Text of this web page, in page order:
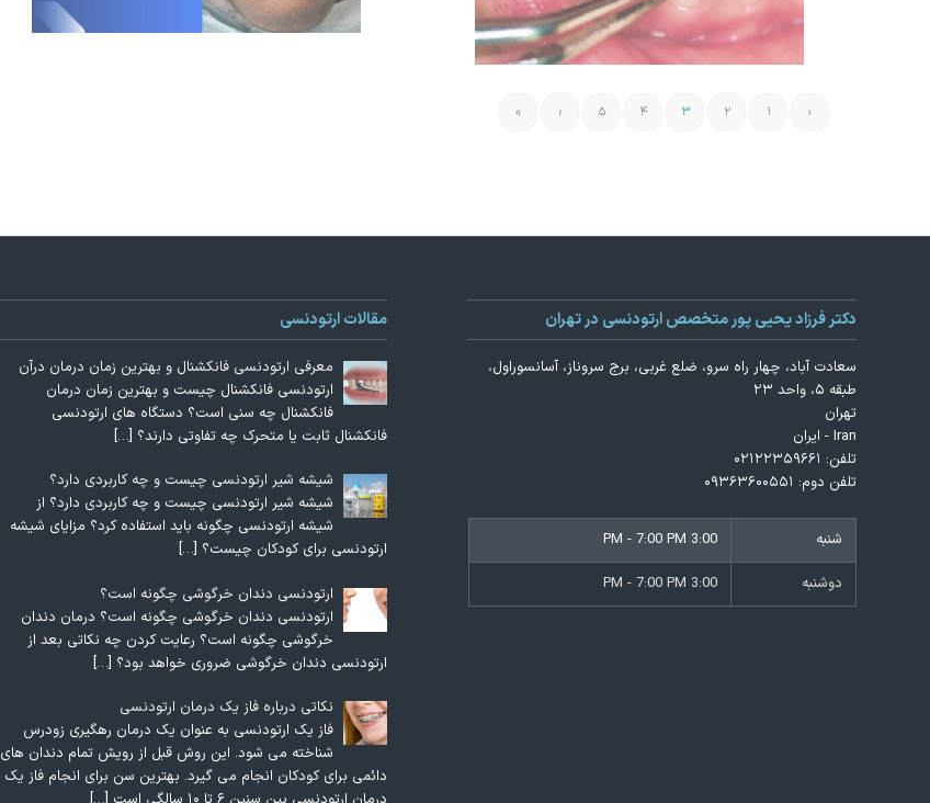
‹ ۱ ۲ ۳ ۴ ۵ ›
»
دکتر فرزاد یحیی پور متخصص ارتودنسی در تهران
سعادت آباد، چهار راه سرو، ضلع غربی، برج سروناز، آسانسوراول،
طبقه ۵، واحد ۲۳
تهران
Iran - ایران
تلفن: ۰۲۱۲۲۳۵۹۶۶۱
تلفن دوم: ۰۹۳۶۳۶۰۰۵۵۱
شنبه
3:00 PM - 7:00 PM
دوشنبه
3:00 PM - 7:00 PM
مقالات ارتودنسی
معرفی ارتودنسی فانکشنال و بهترین زمان درمان درآن
ارتودنسی فانکشنال چیست و بهترین زمان درمان
فانکشنال چه سنی است؟ دستگاه های ارتودنسی
فانکشنال ثابت یا متحرک چه تفاوتی دارند؟ […]
شیشه شیر ارتودنسی چیست و چه کاربردی دارد؟
شیشه شیر ارتودنسی چیست و چه کاربردی دارد؟ از
شیشه ارتودنسی چگونه باید استفاده کرد؟ مزایای شیشه
ارتودنسی برای کودکان چیست؟ […]
ارتودنسی دندان خرگوشی چگونه است؟
ارتودنسی دندان خرگوشی چگونه است؟ درمان دندان
خرگوشی چگونه است؟ رعایت کردن چه نکاتی بعد از
ارتودنسی دندان خرگوشی ضروری خواهد بود؟ […]
نکاتی درباره فاز یک درمان ارتودنسی
فاز یک ارتودنسی به عنوان یک درمان رهگیری زودرس
شناخته می شود. این روش قبل از رویش تمام دندان های
دائمی برای کودکان انجام می گیرد. بهترین سن برای انجام فاز یک